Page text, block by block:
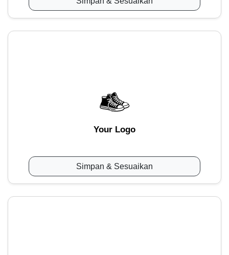
Your Logo
Simpan & Sesuaikan